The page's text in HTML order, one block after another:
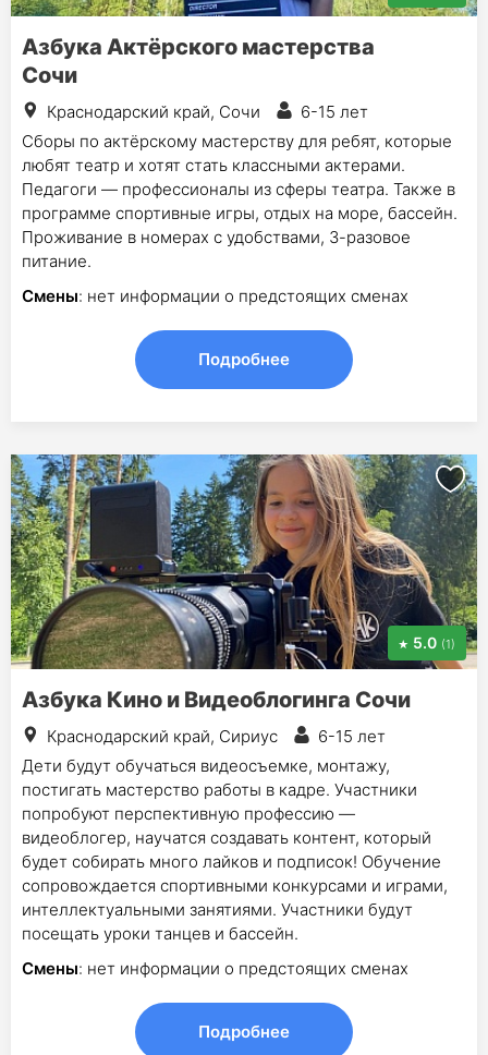
Азбука Актёрского мастерства
Сочи
Краснодарский край, Сочи
6-15 лет
Сборы по актёрскому мастерству для ребят, которые
любят театр и хотят стать классными актерами.
Педагоги — профессионалы из сферы театра. Также в
программе спортивные игры, отдых на море, бассейн.
Проживание в номерах с удобствами, 3-разовое
питание.
Смены: нет информации о предстоящих сменах
Подробнее
5.0 (1)
Азбука Кино и Видеоблогинга Сочи
Краснодарский край, Сириус
6-15 лет
Дети будут обучаться видеосъемке, монтажу,
постигать мастерство работы в кадре. Участники
попробуют перспективную профессию —
видеоблогер, научатся создавать контент, который
будет собирать много лайков и подписок! Обучение
сопровождается спортивными конкурсами и играми,
интеллектуальными занятиями. Участники будут
посещать уроки танцев и бассейн.
Смены: нет информации о предстоящих сменах
Подробнее